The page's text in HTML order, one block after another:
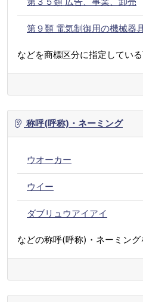
第９類 電気制御用の機械器
などを商標区分に指定している
称呼(呼称)・ネーミング
ウオーカー
ウイー
ダブリュウアイアイ
などの称呼(呼称)・ネーミング